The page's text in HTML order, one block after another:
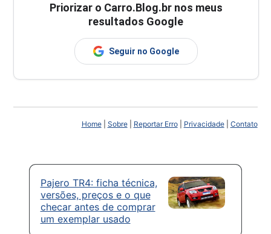
Priorizar o Carro.Blog.br nos meus
resultados Google
Seguir no Google
Home| Sobre| Reportar Erro| Privacidade| Contato
Pajero TR4: ficha técnica,
versões, preços e o que
checar antes de comprar
um exemplar usado